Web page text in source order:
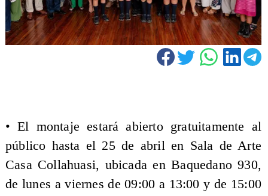
​• El montaje estará abierto gratuitamente al
público hasta el 25 de abril en Sala de Arte
Casa Collahuasi, ubicada en Baquedano 930,
de lunes a viernes de 09:00 a 13:00 y de 15:00